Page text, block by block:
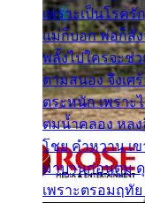
เพราะเป็นโรครั
แม่ก็บอก พ่อก็สั่ง
พลั้งไปใครจะช่
ตามสนอง จึงเศ
ตระหนัก เพราะ
ตมน้ำคลอง หล
โชย คำหวาน เ
มาบานก่อนตูม
เพราะตรอมฤทั